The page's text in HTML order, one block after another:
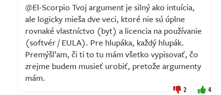
@El-Scorpio Tvoj argument je silný ako intuícia,
ale logicky mieša dve veci, ktoré nie sú úplne
rovnaké vlastníctvo (byt) a licencia na používanie
(softvér / EULA). Pre hlupáka, každý hlupák.
Premýšľam, či ti to tu mám všetko vypisovať, čo
zrejme budem musieť urobiť, pretože argumenty
mám.
2 4